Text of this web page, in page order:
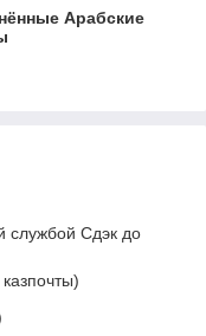
Арабские
службой Сдэк до